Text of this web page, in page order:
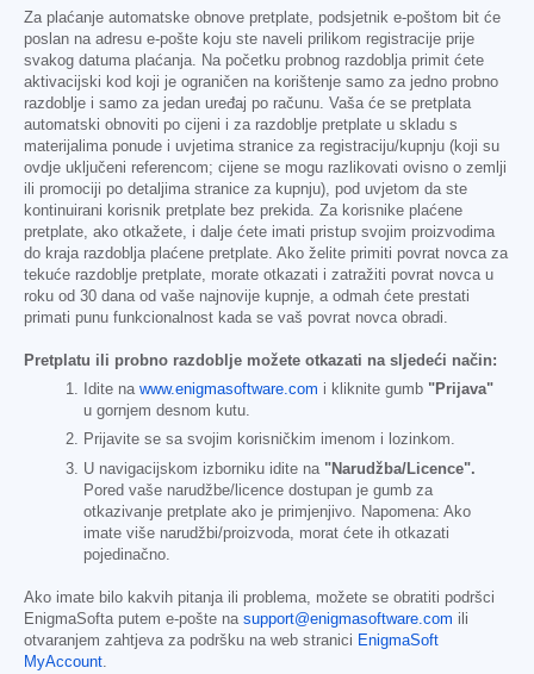
Za plaćanje automatske obnove pretplate, podsjetnik e-poštom bit će
poslan na adresu e-pošte koju ste naveli prilikom registracije prije
svakog datuma plaćanja. Na početku probnog razdoblja primit ćete
aktivacijski kod koji je ograničen na korištenje samo za jedno probno
razdoblje i samo za jedan uređaj po računu. Vaša će se pretplata
automatski obnoviti po cijeni i za razdoblje pretplate u skladu s
materijalima ponude i uvjetima stranice za registraciju/kupnju (koji su
ovdje uključeni referencom; cijene se mogu razlikovati ovisno o zemlji
ili promociji po detaljima stranice za kupnju), pod uvjetom da ste
kontinuirani korisnik pretplate bez prekida. Za korisnike plaćene
pretplate, ako otkažete, i dalje ćete imati pristup svojim proizvodima
do kraja razdoblja plaćene pretplate. Ako želite primiti povrat novca za
tekuće razdoblje pretplate, morate otkazati i zatražiti povrat novca u
roku od 30 dana od vaše najnovije kupnje, a odmah ćete prestati
primati punu funkcionalnost kada se vaš povrat novca obradi.
Pretplatu ili probno razdoblje možete otkazati na sljedeći način:
Idite na www.enigmasoftware.com i kliknite gumb "Prijava"
u gornjem desnom kutu.
Prijavite se sa svojim korisničkim imenom i lozinkom.
U navigacijskom izborniku idite na "Narudžba/Licence".
Pored vaše narudžbe/licence dostupan je gumb za
otkazivanje pretplate ako je primjenjivo. Napomena: Ako
imate više narudžbi/proizvoda, morat ćete ih otkazati
pojedinačno.
Ako imate bilo kakvih pitanja ili problema, možete se obratiti podršci
EnigmaSofta putem e-pošte na support@enigmasoftware.com ili
otvaranjem zahtjeva za podršku na web stranici EnigmaSoft
MyAccount